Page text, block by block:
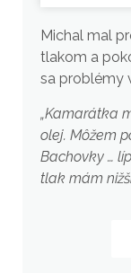
Michal mal
tlakom a
sa problémy
„Kamarátka
olej. Môžem
Bachovky …
tlak mám